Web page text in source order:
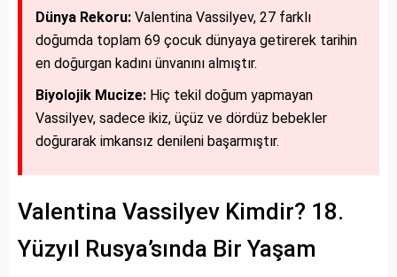
Dünya Rekoru: Valentina Vassilyev, 27 farklı
doğumda toplam 69 çocuk dünyaya getirerek tarihin
en doğurgan kadını ünvanını almıştır.
Biyolojik Mucize: Hiç tekil doğum yapmayan
Vassilyev, sadece ikiz, üçüz ve dördüz bebekler
doğurarak imkansız denileni başarmıştır.
Valentina Vassilyev Kimdir? 18.
Yüzyıl Rusya’sında Bir Yaşam